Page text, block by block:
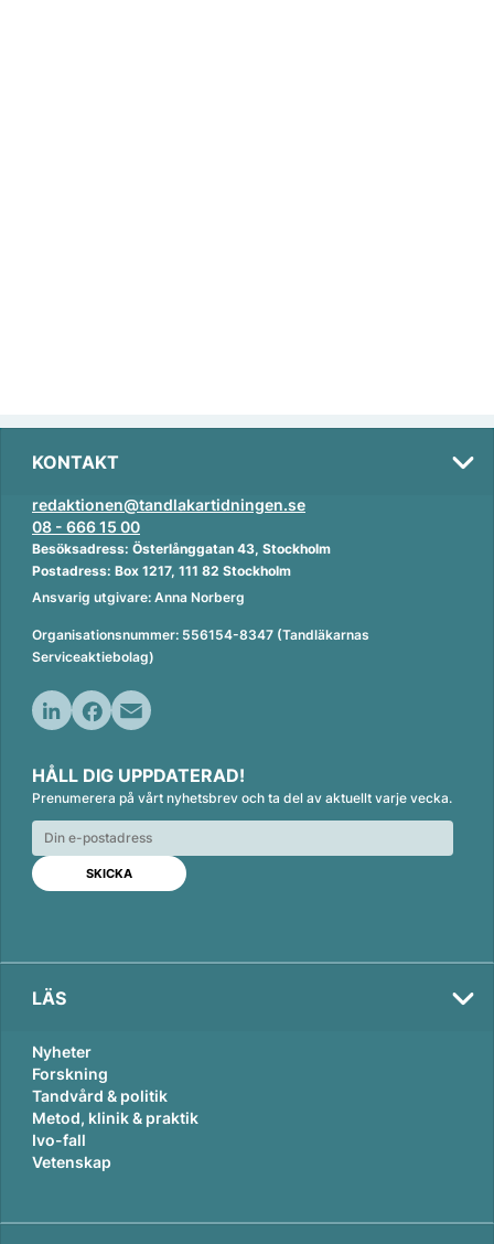
KONTAKT
redaktionen@tandlakartidningen.se
08 - 666 15 00
Besöksadress: Österlånggatan 43, Stockholm
Postadress: Box 1217, 111 82 Stockholm
Ansvarig utgivare: Anna Norberg
Organisationsnummer: 556154-8347 (Tandläkarnas
Serviceaktiebolag)
n
k
e
d
n
c
e
b
o
o
k
a
i
l
HÅLL DIG UPPDATERAD!
Prenumerera på vårt nyhetsbrev och ta del av aktuellt varje vecka.
LÄS
Nyheter
Forskning
Tandvård & politik
Metod, klinik & praktik
Ivo-fall
Vetenskap